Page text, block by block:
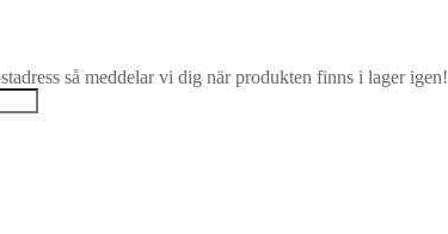
så meddelar vi dig när produkten finns i lager igen!